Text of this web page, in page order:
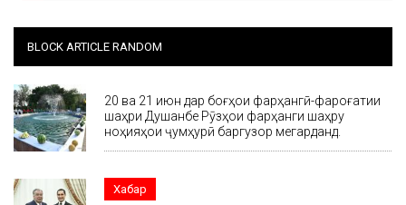
BLOCK ARTICLE RANDOM
20 ва 21 июн дар боғҳои фарҳангӣ-фароғатии
шаҳри Душанбе Рӯзҳои фарҳанги шаҳру
ноҳияҳои ҷумҳурӣ баргузор мегарданд.
Хабар